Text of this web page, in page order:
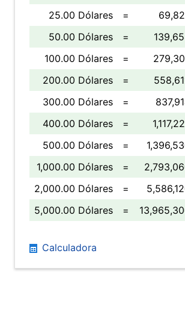
25.00 Dólares
=
50.00 Dólares
=
100.00 Dólares
=
200.00 Dólares
=
300.00 Dólares
=
400.00 Dólares
=
500.00 Dólares
=
1,000.00 Dólares
=
2,000.00 Dólares
=
5,000.00 Dólares
=
Calculadora